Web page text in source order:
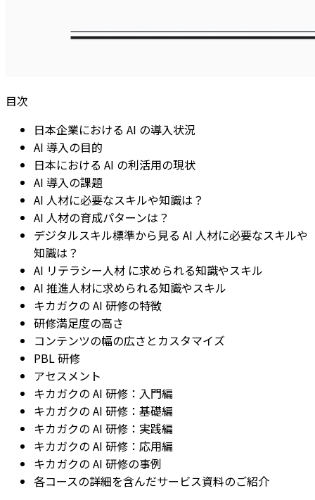
目次
日本企業における AI の導入状況
AI 導入の目的
日本における AI の利活用の現状
AI 導入の課題
AI 人材に必要なスキルや知識は？
AI 人材の育成パターンは？
デジタルスキル標準から見る AI 人材に必要なスキルや
知識は？
AI リテラシー人材 に求められる知識やスキル
AI 推進人材に求められる知識やスキル
キカガクの AI 研修の特徴
研修満足度の高さ
コンテンツの幅の広さとカスタマイズ
PBL 研修
アセスメント
キカガクの AI 研修：入門編
キカガクの AI 研修：基礎編
キカガクの AI 研修：実践編
キカガクの AI 研修：応用編
キカガクの AI 研修の事例
各コースの詳細を含んだサービス資料のご紹介